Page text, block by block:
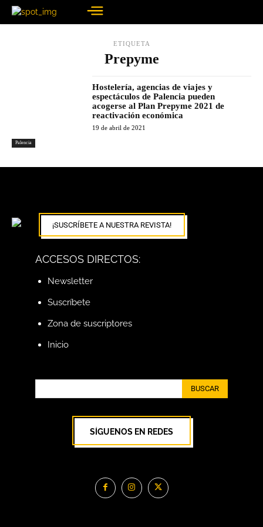
ETIQUETA
Prepyme
Palencia
Hostelería, agencias de viajes y
espectáculos de Palencia pueden
acogerse al Plan Prepyme 2021 de
reactivación económica
19 de abril de 2021
¡SUSCRÍBETE A NUESTRA REVISTA!
ACCESOS DIRECTOS:
Newsletter
Suscríbete
Zona de suscriptores
Inicio
BUSCAR
SÍGUENOS EN REDES